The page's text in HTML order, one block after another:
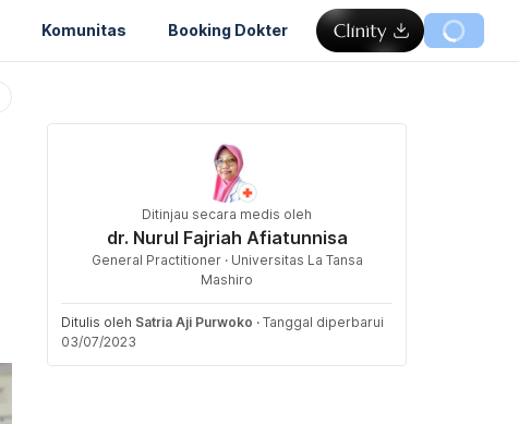
Komunitas Booking Dokter
Ditinjau secara medis oleh
dr. Nurul Fajriah Afiatunnisa
General Practitioner · Universitas La Tansa
Mashiro
Ditulis oleh Satria Aji Purwoko · Tanggal diperbarui
03/07/2023